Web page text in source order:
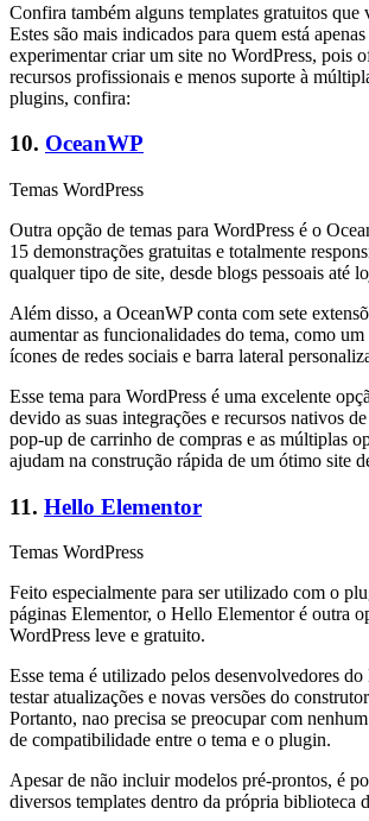
Confira também alguns templates gratuitos que
Estes são mais indicados para quem está
experimentar criar um site no WordPress, pois
recursos profissionais e menos suporte à
plugins, confira:
10. OceanWP
Temas WordPress
Outra opção de temas para WordPress é o
15 demonstrações gratuitas e totalmente
qualquer tipo de site, desde blogs pessoais até
Além disso, a OceanWP conta com sete
aumentar as funcionalidades do tema, como um
ícones de redes sociais e barra lateral
Esse tema para WordPress é uma excelente
devido as suas integrações e recursos nativos
pop-up de carrinho de compras e as múltiplas
ajudam na construção rápida de um ótimo site
11. Hello Elementor
Temas WordPress
Feito especialmente para ser utilizado com o
páginas Elementor, o Hello Elementor é outra
WordPress leve e gratuito.
Esse tema é utilizado pelos desenvolvedores
testar atualizações e novas versões do
Portanto, nao precisa se preocupar com
de compatibilidade entre o tema e o plugin.
Apesar de não incluir modelos pré-prontos, é
diversos templates dentro da própria biblioteca